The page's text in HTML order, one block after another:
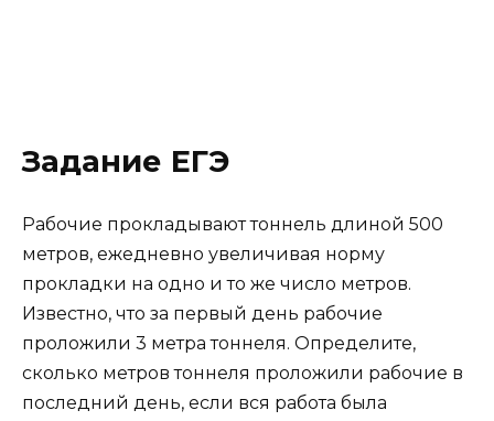
Задание ЕГЭ
Рабочие прокладывают тоннель длиной 500
метров, ежедневно увеличивая норму
прокладки на одно и то же число метров.
Известно, что за первый день рабочие
проложили 3 метра тоннеля. Определите,
сколько метров тоннеля проложили рабочие в
последний день, если вся работа была